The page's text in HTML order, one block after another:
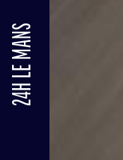
24H LE MANS